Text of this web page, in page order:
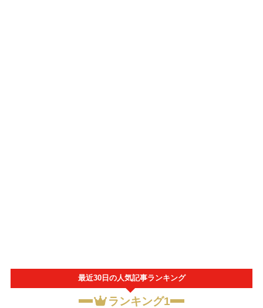
最近30日の人気記事ランキング
ランキング1